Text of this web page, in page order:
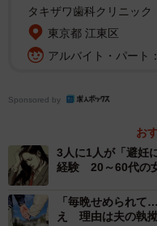
とも同時にわかりました
また、「ある」と答えた
メントが寄せられました。
▽一緒に飲んだので車の
代）
▽寂しくて、癒しが欲し
▽そもそも異性と思って
タキザワ歯科クリニック
東京都 江東区
アルバイト・パート
Sponsored by
お
3人に1人が「避妊
経験 20～60代の
「毎晩せめられ
え 理由は夫の執